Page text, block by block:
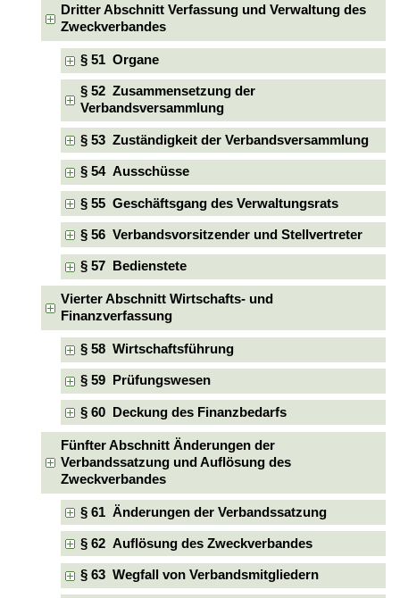
Dritter Abschnitt Verfassung und Verwaltung des
Zweckverbandes
§ 51 Organe
§ 52 Zusammensetzung der
Verbandsversammlung
§ 53 Zuständigkeit der Verbandsversammlung
§ 54 Ausschüsse
§ 55 Geschäftsgang des Verwaltungsrats
§ 56 Verbandsvorsitzender und Stellvertreter
§ 57 Bedienstete
Vierter Abschnitt Wirtschafts- und
Finanzverfassung
§ 58 Wirtschaftsführung
§ 59 Prüfungswesen
§ 60 Deckung des Finanzbedarfs
Fünfter Abschnitt Änderungen der
Verbandssatzung und Auflösung des
Zweckverbandes
§ 61 Änderungen der Verbandssatzung
§ 62 Auflösung des Zweckverbandes
§ 63 Wegfall von Verbandsmitgliedern